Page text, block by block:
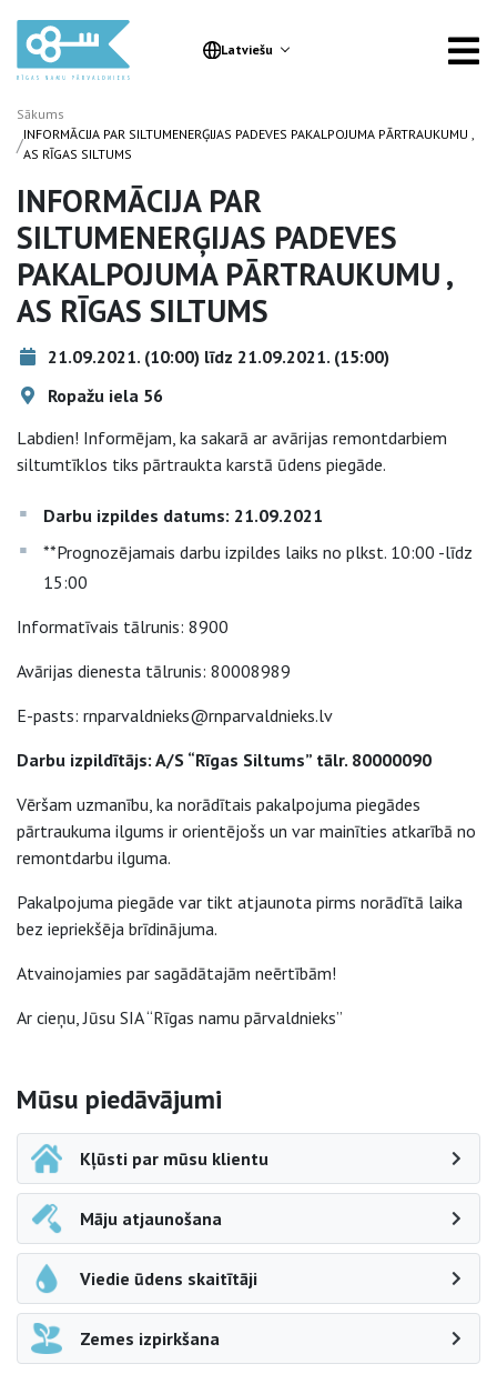
Latviešu
Sākums
/INFORMĀCIJA PAR SILTUMENERĢIJAS PADEVES PAKALPOJUMA PĀRTRAUKUMU ,
AS RĪGAS SILTUMS
INFORMĀCIJA PAR
SILTUMENERĢIJAS PADEVES
PAKALPOJUMA PĀRTRAUKUMU ,
AS RĪGAS SILTUMS
21.09.2021. (10:00) līdz 21.09.2021. (15:00)
Ropažu iela 56
Labdien! Informējam, ka sakarā ar avārijas remontdarbiem
siltumtīklos tiks pārtraukta karstā ūdens piegāde.
Darbu izpildes datums: 21.09.2021
**Prognozējamais darbu izpildes laiks no plkst. 10:00 -līdz
15:00
Informatīvais tālrunis: 8900
Avārijas dienesta tālrunis: 80008989
E-pasts: rnparvaldnieks@rnparvaldnieks.lv
Darbu izpildītājs: A/S “Rīgas Siltums” tālr. 80000090
Vēršam uzmanību, ka norādītais pakalpojuma piegādes
pārtraukuma ilgums ir orientējošs un var mainīties atkarībā no
remontdarbu ilguma.
Pakalpojuma piegāde var tikt atjaunota pirms norādītā laika
bez iepriekšēja brīdinājuma.
Atvainojamies par sagādātajām neērtībām!
Ar cieņu, Jūsu SIA “Rīgas namu pārvaldnieks”
Sāna navigācija
Mūsu piedāvājumi
Kļūsti par mūsu klientu
Māju atjaunošana
Viedie ūdens skaitītāji
Zemes izpirkšana